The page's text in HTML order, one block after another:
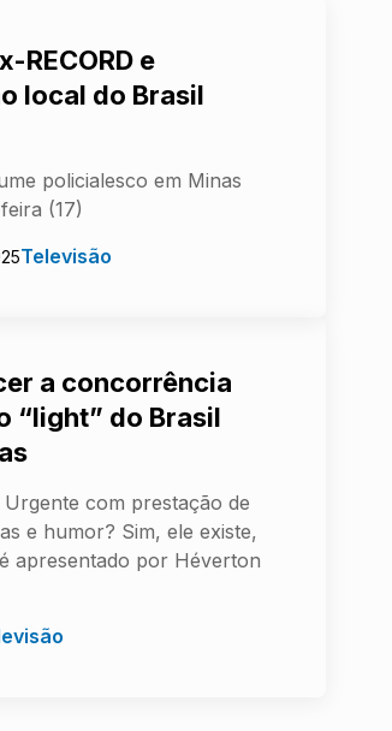
RECORD e
local do Brasil
policialesco em Minas
(17)
Televisão
a concorrência
“light” do Brasil
com prestação de
e humor? Sim, ele existe,
apresentado por Héverton